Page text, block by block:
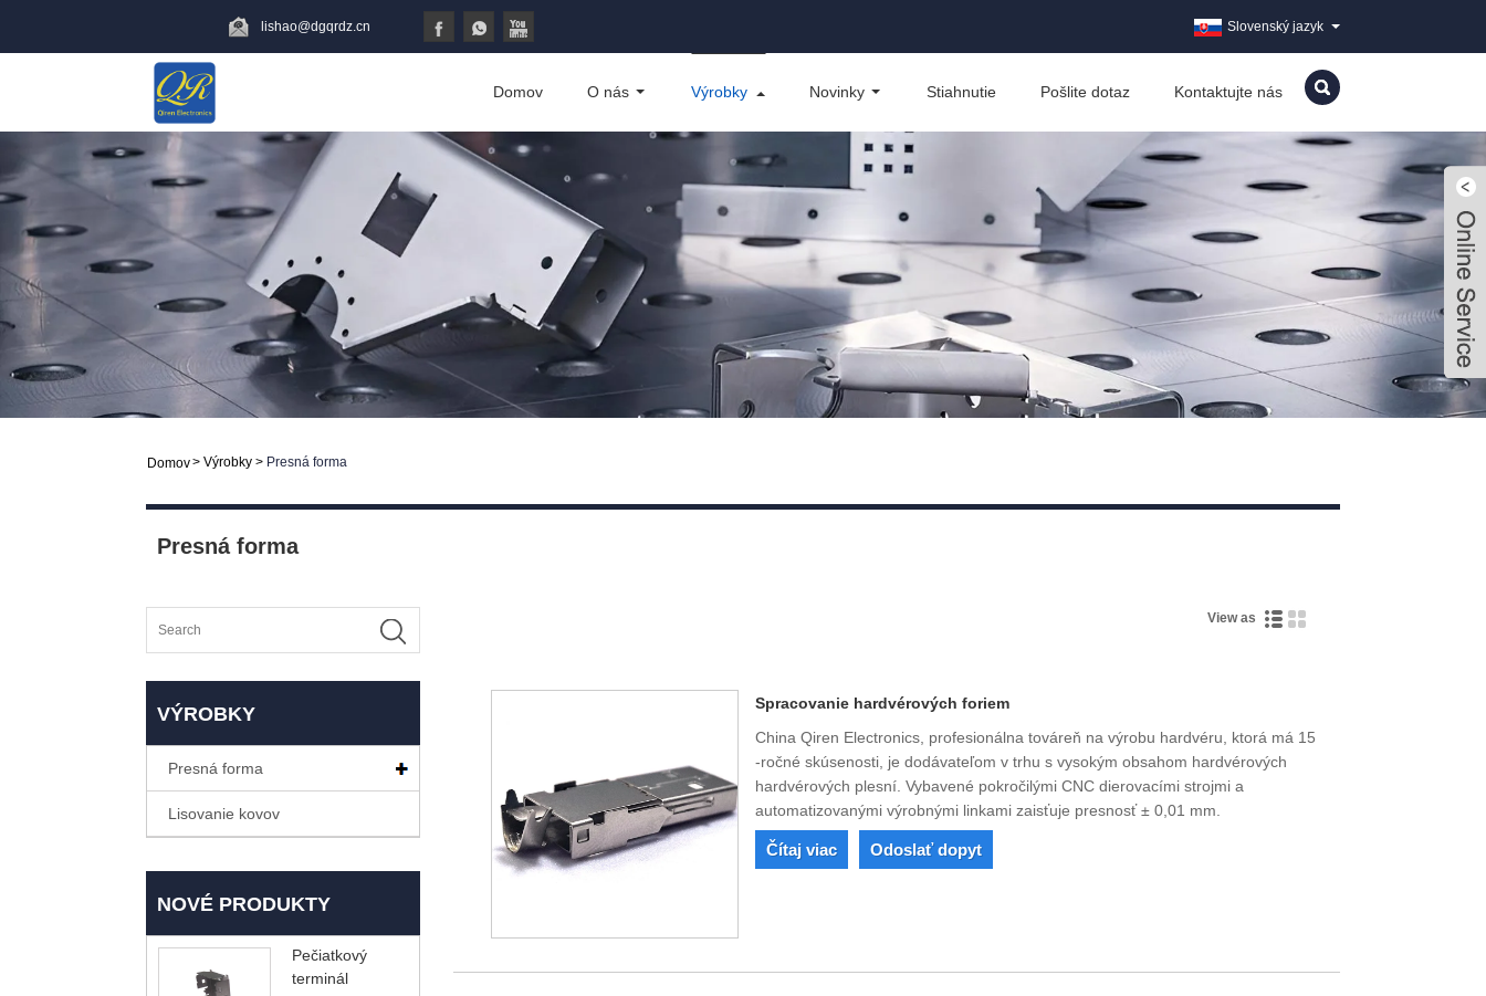
lishao@dgqrdz.cn Slovenský jazyk
Domov O nás Výrobky Novinky Stiahnutie Pošlite dotaz Kontaktujte nás
Domov> Výrobky > Presná forma
Presná forma
VÝROBKY
Presná forma
Lisovanie kovov
NOVÉ PRODUKTY
Pečiatkový
terminál
View as
Spracovanie hardvérových foriem
China Qiren Electronics, profesionálna továreň na výrobu hardvéru, ktorá má 15
-ročné skúsenosti, je dodávateľom v trhu s vysokým obsahom hardvérových
hardvérových plesní. Vybavené pokročilými CNC dierovacími strojmi a
automatizovanými výrobnými linkami zaisťuje presnosť ± 0,01 mm.
Čítaj viac Odoslať dopyt